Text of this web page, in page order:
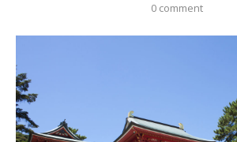
0 comment